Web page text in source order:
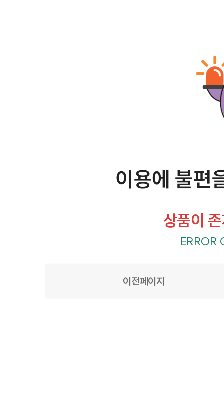
이용에 불편
상품이
ERROR
이전페이지